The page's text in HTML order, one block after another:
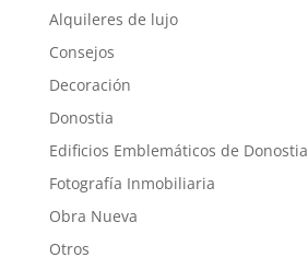
Alquileres de lujo
Consejos
Decoración
Donostia
Edificios Emblemáticos de Donostia
Fotografía Inmobiliaria
Obra Nueva
Otros